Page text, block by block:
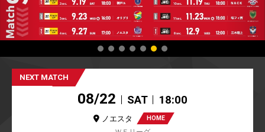
NEXT MATCH
08/22 SAT 18:00
ノエスタ HOME